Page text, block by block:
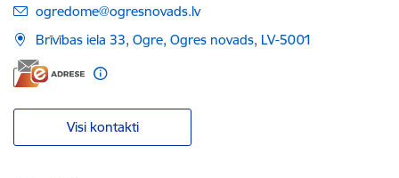
E-pasts:
ogredome@ogresnovads.lv
Brīvības iela 33, Ogre, Ogres novads, LV-5001
Visi kontakti